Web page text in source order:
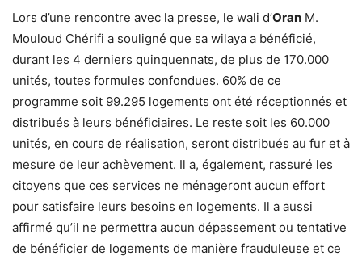
Lors d’une rencontre avec la presse, le wali d’Oran M.
Mouloud Chérifi a souligné que sa wilaya a bénéficié,
durant les 4 derniers quinquennats, de plus de 170.000
unités, toutes formules confondues. 60% de ce
programme soit 99.295 logements ont été réceptionnés et
distribués à leurs bénéficiaires. Le reste soit les 60.000
unités, en cours de réalisation, seront distribués au fur et à
mesure de leur achèvement. Il a, également, rassuré les
citoyens que ces services ne ménageront aucun effort
pour satisfaire leurs besoins en logements. Il a aussi
affirmé qu’il ne permettra aucun dépassement ou tentative
de bénéficier de logements de manière frauduleuse et ce